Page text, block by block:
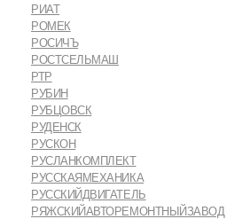
РИАТ
РОМЕК
РОСИЧЪ
РОСТСЕЛЬМАШ
РТР
РУБИН
РУБЦОВСК
РУДЕНСК
РУСКОН
РУСЛАНКОМПЛЕКТ
РУССКАЯМЕХАНИКА
РУССКИЙДВИГАТЕЛЬ
РЯЖСКИЙАВТОРЕМОНТНЫЙЗАВОД